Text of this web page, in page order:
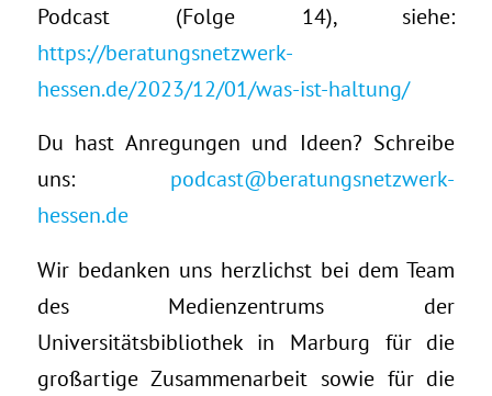
Podcast (Folge 14), siehe:
https://beratungsnetzwerk-
hessen.de/2023/12/01/was-ist-haltung/
Du hast Anregungen und Ideen? Schreibe
uns: podcast@beratungsnetzwerk-
hessen.de
Wir bedanken uns herzlichst bei dem Team
des Medienzentrums der
Universitätsbibliothek in Marburg für die
großartige Zusammenarbeit sowie für die